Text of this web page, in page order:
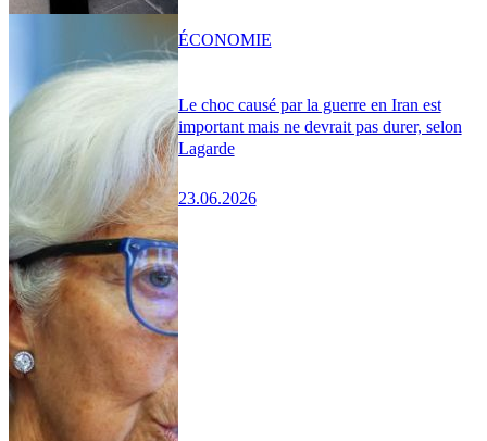
Le choc causé par la guerre en Iran est
important mais ne devrait pas durer, selon
Lagarde
23.06.2026
ÉCONOMIE